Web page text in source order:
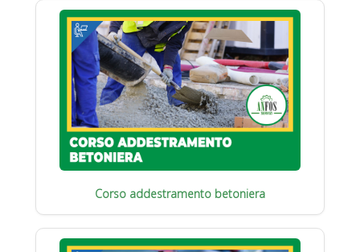
Corso addestramento betoniera